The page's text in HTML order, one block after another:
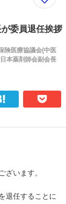
委員退任挨拶
険医療協議会(中医
本薬剤師会副会長
います。
退任することに